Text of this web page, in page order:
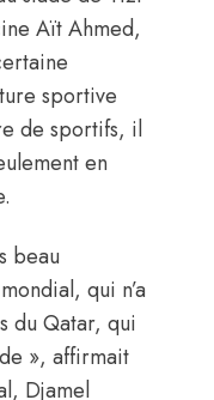
Aït Ahmed,
sportive
de sportifs, il
en
beau
qui n’a
du Qatar, qui
», affirmait
Djamel